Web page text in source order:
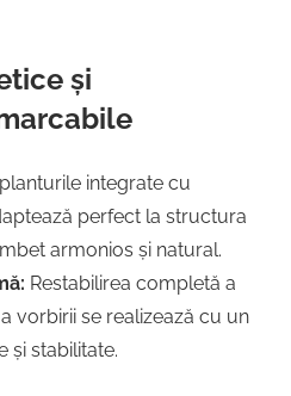
și
integrate cu
perfect la structura
armonios și natural.
Restabilirea completă a
vorbirii se realizează cu un
și stabilitate.